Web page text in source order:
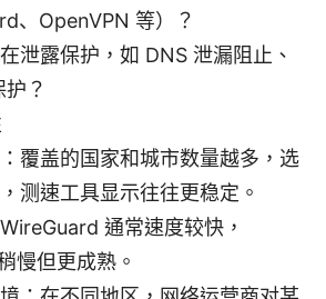
、OpenVPN 等）？
泄露保护，如 DNS 泄漏阻止、
？
覆盖的国家和城市数量越多，选
测速工具显示往往更稳定。
通常速度较快，
慢但更成熟。